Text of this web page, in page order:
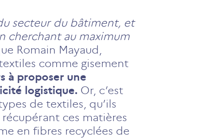
secteur du bâtiment, et
cherchant au maximum
Romain Mayaud,
comme gisement
à proposer une
logistique. Or, c’est
de textiles, qu’ils
ces matières
en fibres recyclées de